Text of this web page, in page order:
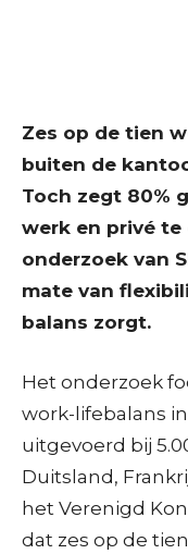
Zes op de tien
buiten de
Toch zegt 80%
werk en privé
onderzoek van
mate van
balans zorgt.
Het onderzoek
work-lifebalans
uitgevoerd bij
Duitsland,
het Verenigd
dat zes op de